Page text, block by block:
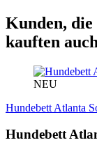
Kunden,
kauften
NEU
Hundebett Atlanta
Hundebett